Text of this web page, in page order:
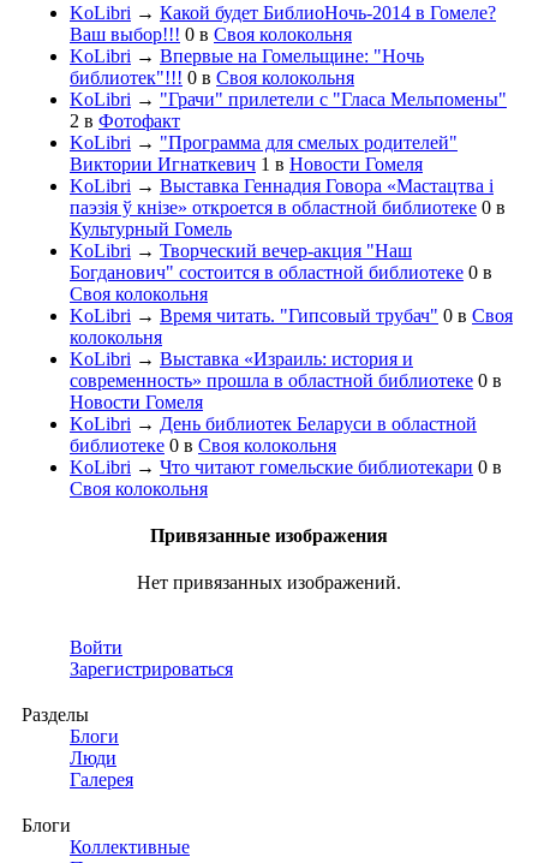
KoLibri → Какой будет БиблиоНочь-2014 в Гомеле?
Ваш выбор!!! 0 в Своя колокольня
KoLibri → Впервые на Гомельщине: "Ночь
библиотек"!!! 0 в Своя колокольня
KoLibri → "Грачи" прилетели с "Гласа Мельпомены"
2 в Фотофакт
KoLibri → "Программа для смелых родителей"
Виктории Игнаткевич 1 в Новости Гомеля
KoLibri → Выставка Геннадия Говора «Мастацтва і
паэзія ў кнізе» откроется в областной библиотеке 0 в
Культурный Гомель
KoLibri → Творческий вечер-акция "Наш
Богданович" состоится в областной библиотеке 0 в
Своя колокольня
KoLibri → Время читать. "Гипсовый трубач" 0 в Своя
колокольня
KoLibri → Выставка «Израиль: история и
современность» прошла в областной библиотеке 0 в
Новости Гомеля
KoLibri → День библиотек Беларуси в областной
библиотеке 0 в Своя колокольня
KoLibri → Что читают гомельские библиотекари 0 в
Своя колокольня
Привязанные изображения
Нет привязанных изображений.
Войти
Зарегистрироваться
Разделы
Блоги
Люди
Галерея
Блоги
Коллективные